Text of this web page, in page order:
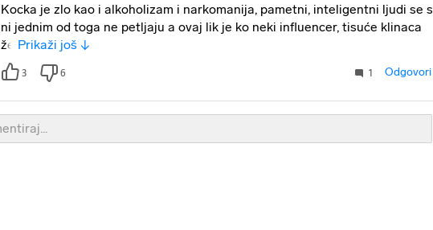
Kocka je zlo kao i alkoholizam i narkomanija, pametni, inteligentni ljudi se s
ni jednim od toga ne petljaju a ovaj lik je ko neki influencer, tisuće klinaca
že Prikaži još ↓
3 6 1 Odgovori